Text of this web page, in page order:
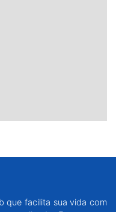
que facilita sua vida com